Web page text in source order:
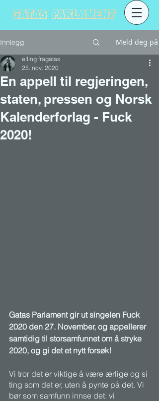
Innlegg Meld deg på
En appell til regjeringen,
staten, pressen og Norsk
Kalenderforlag - Fuck
2020!
elling fragatas
25. nov. 2020
Gatas Parlament gir ut singelen Fuck
2020 den 27. November, og appellerer
samtidig til storsamfunnet om å stryke
2020, og gi det et nytt forsøk!
Vi tror det er viktige å være ærlige og si
ting som det er, uten å pynte på det. Vi
bør som samfunn innse det: vi